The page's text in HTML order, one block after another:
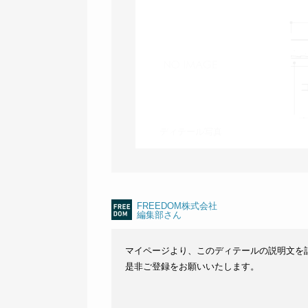
FREEDOM株式会社
編集部さん
マイページより、このディテールの説明文を
是非ご登録をお願いいたします。